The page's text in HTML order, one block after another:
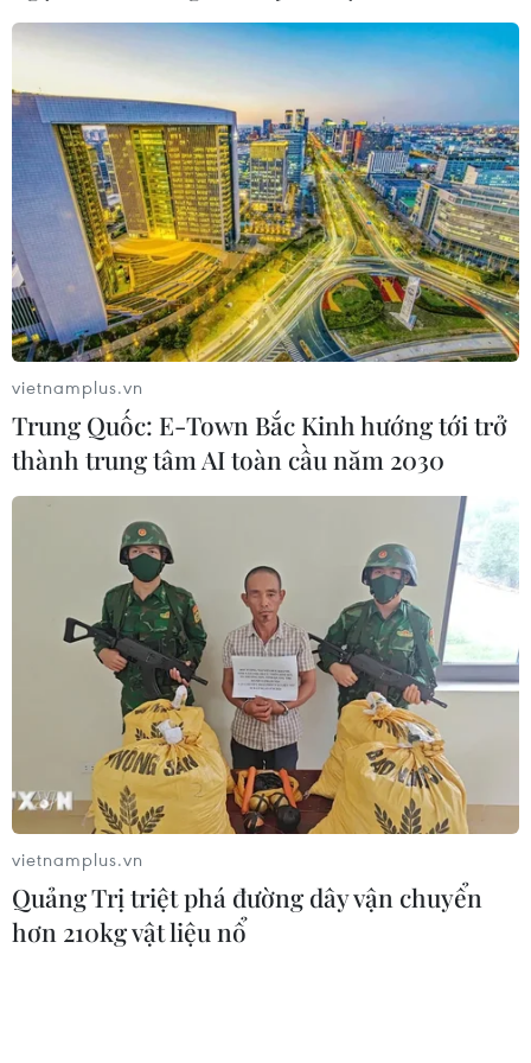
vietnamplus.vn
Trung Quốc: E-Town Bắc Kinh hướng tới trở
thành trung tâm AI toàn cầu năm 2030
vietnamplus.vn
Quảng Trị triệt phá đường dây vận chuyển
hơn 210kg vật liệu nổ